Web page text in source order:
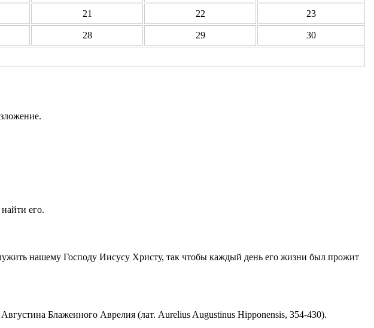
21 22 23
28 29 30
его.
нашему Господу Иисусу Христу, так чтобы каждый день его жизни был прожит
Блаженного Аврелия (лат. Aurelius Augustinus Hipponensis, 354-430).